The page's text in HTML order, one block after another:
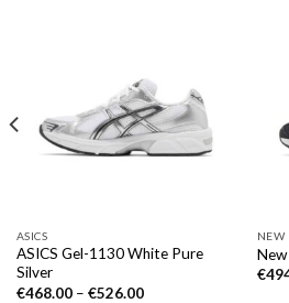
ASICS
ASICS Gel-1130 White Pure
Silver
€468.00– €526.00
NEW
€